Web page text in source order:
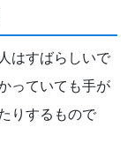
はすばらしいで
っていても手が
りするもので